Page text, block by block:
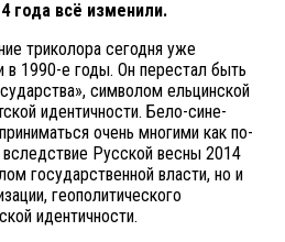
года всё изменили.
триколора сегодня уже
в 1990-е годы. Он перестал быть
символом ельцинской
идентичности. Бело-сине-
очень многими как по-
Русской весны 2014
государственной власти, но и
геополитического
идентичности.